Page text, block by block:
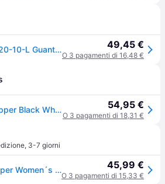
ALPINESTARS 3568420-10-L Guanti chopper e cruiser nero 49,45 €
O 3 pagamenti di 16,48 €
Alpinestars Guanti Copper Black White, Taglia: XS 54,95 €
O 3 pagamenti di 18,31 €
, 3-7 giorni
Alpinestars Stella Copper Women´s MC Gloves Black/WhiteL 45,99 €
O 3 pagamenti di 15,33 €